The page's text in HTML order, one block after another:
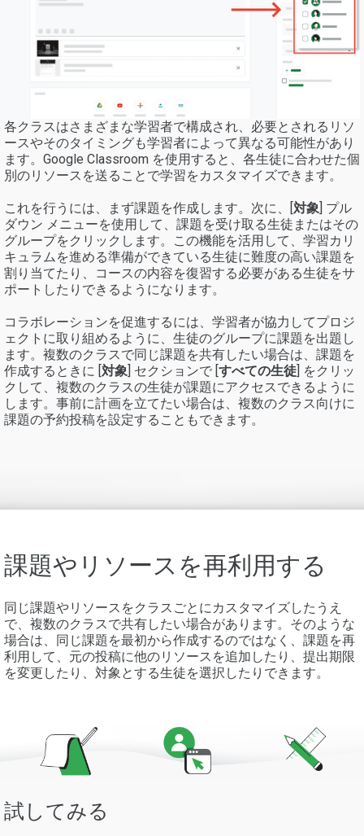
各クラスはさまざまな学習者で構成され、必要とされるリソ
ースやそのタイミングも学習者によって異なる可能性があり
ます。Google Classroom を使用すると、各生徒に合わせた個
別のリソースを送ることで学習をカスタマイズできます。
これを行うには、まず課題を作成します。次に、[対象] プル
ダウン メニューを使用して、課題を受け取る生徒またはその
グループをクリックします。この機能を活用して、学習カリ
キュラムを進める準備ができている生徒に難度の高い課題を
割り当てたり、コースの内容を復習する必要がある生徒をサ
ポートしたりできるようになります。
コラボレーションを促進するには、学習者が協力してプロジ
ェクトに取り組めるように、生徒のグループに課題を出題し
ます。複数のクラスで同じ課題を共有したい場合は、課題を
作成するときに [対象] セクションで [すべての生徒] をクリッ
クして、複数のクラスの生徒が課題にアクセスできるように
します。事前に計画を立てたい場合は、複数のクラス向けに
課題の予約投稿を設定することもできます。
課題やリソースを再利用する
同じ課題やリソースをクラスごとにカスタマイズしたうえ
で、複数のクラスで共有したい場合があります。そのような
場合は、同じ課題を最初から作成するのではなく、課題を再
利用して、元の投稿に他のリソースを追加したり、提出期限
を変更したり、対象とする生徒を選択したりできます。
試してみる